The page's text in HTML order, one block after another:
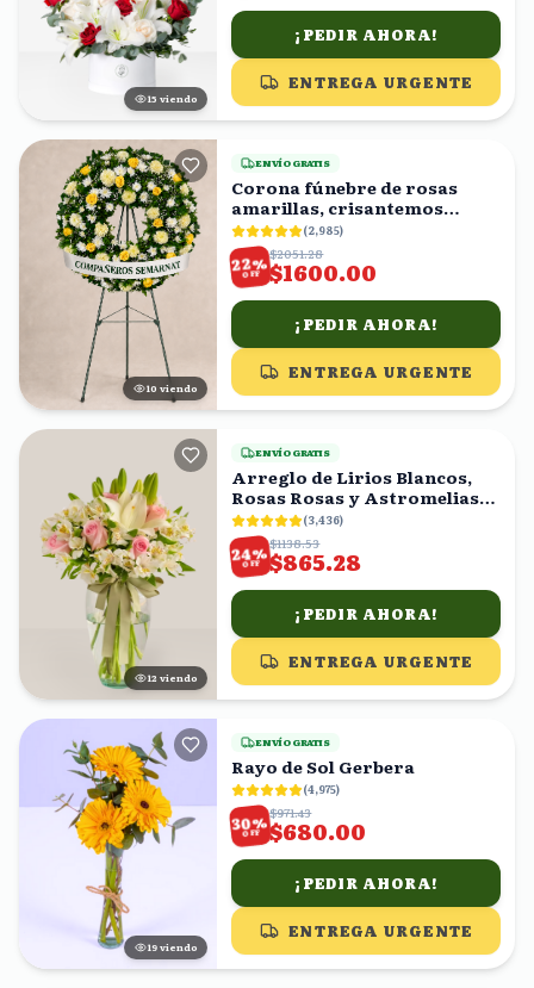
16 viendo
¡PEDIR AHORA!
ENTREGA URGENTE
11 viendo
ENVÍO GRATIS
Corona fúnebre de rosas
amarillas, crisantemos
blancos y follaje
(2,985)
22%
OFF
$2051.28
$1600.00
¡PEDIR AHORA!
ENTREGA URGENTE
11 viendo
ENVÍO GRATIS
Arreglo de Lirios Blancos,
Rosas Rosas y Astromelias
en Florero
(3,436)
24%
OFF
$1138.53
$865.28
¡PEDIR AHORA!
ENTREGA URGENTE
19 viendo
ENVÍO GRATIS
Rayo de Sol Gerbera
(4,975)
30%
OFF
$971.43
$680.00
¡PEDIR AHORA!
ENTREGA URGENTE